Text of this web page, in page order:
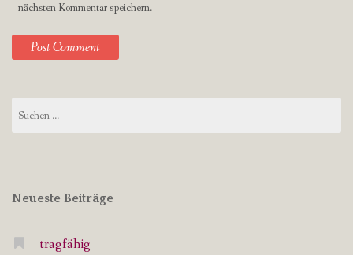
nächsten Kommentar speichern.
nach:
Neueste Beiträge
tragfähig